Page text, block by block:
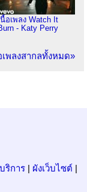
นื้อเพลง Watch It
- Katy Perry
เพลงสากลทั้งหมด»
ริการ | ผังเว็บไซต์ |